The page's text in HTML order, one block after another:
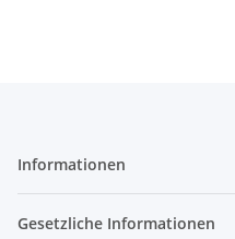
Informationen
Gesetzliche Informationen